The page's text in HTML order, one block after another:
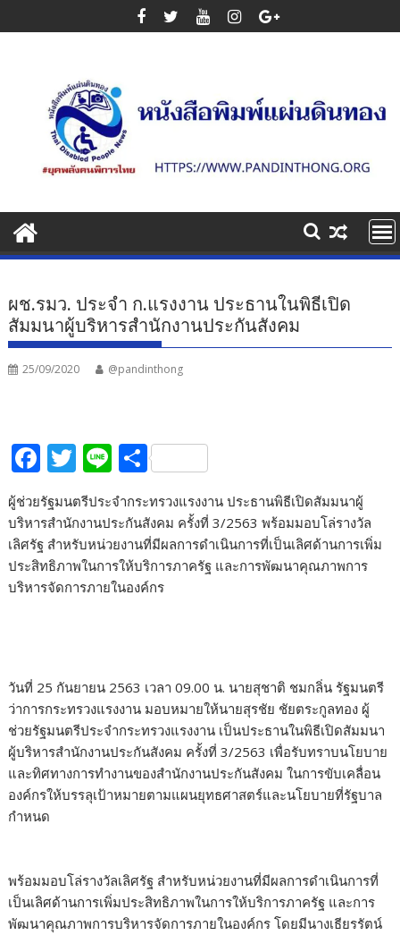
to
ผช.รมว. ประจำ ก.แรงงาน ประธานในพิธีเปิด
สัมมนาผู้บริหารสำนักงานประกันสังคม
25/09/2020 @pandinthong
F
ac
e
b
o
o
T
w
itt
er
Li
n
e
S
ar
e
ผู้ช่วยรัฐมนตรีประจำกระทรวงแรงงาน ประธานพิธีเปิดสัมมนาผู้
บริหารสำนักงานประกันสังคม ครั้งที่ 3/2563 พร้อมมอบโล่รางวัล
เลิศรัฐ สำหรับหน่วยงานที่มีผลการดำเนินการที่เป็นเลิศด้านการเพิ่ม
ประสิทธิภาพในการให้บริการภาครัฐ และการพัฒนาคุณภาพการ
บริหารจัดการภายในองค์กร
วันที่ 25 กันยายน 2563 เวลา 09.00 น. นายสุชาติ ชมกลิ่น รัฐมนตรี
ว่าการกระทรวงแรงงาน มอบหมายให้นายสุรชัย ชัยตระกูลทอง ผู้
ช่วยรัฐมนตรีประจำกระทรวงแรงงาน เป็นประธานในพิธีเปิดสัมมนา
ผู้บริหารสำนักงานประกันสังคม ครั้งที่ 3/2563 เพื่อรับทราบนโยบาย
และทิศทางการทำงานของสำนักงานประกันสังคม ในการขับเคลื่อน
องค์กรให้บรรลุเป้าหมายตามแผนยุทธศาสตร์และนโยบายที่รัฐบาล
กำหนด
พร้อมมอบโล่รางวัลเลิศรัฐ สำหรับหน่วยงานที่มีผลการดำเนินการที่
เป็นเลิศด้านการเพิ่มประสิทธิภาพในการให้บริการภาครัฐ และการ
พัฒนาคุณภาพการบริหารจัดการภายในองค์กร โดยมีนางเธียรรัตน์